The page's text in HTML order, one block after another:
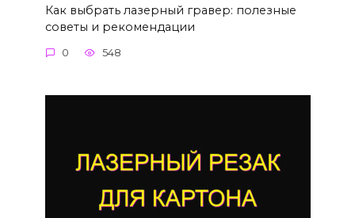
Как выбрать лазерный гравер: полезные
советы и рекомендации
0 548